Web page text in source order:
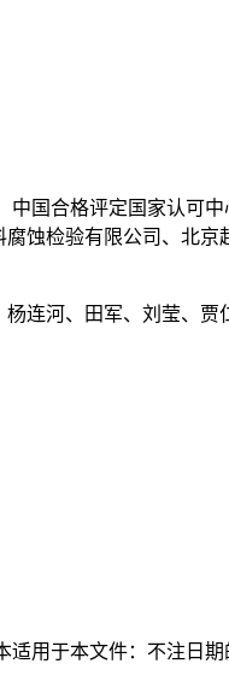
国合格评定国家认可
蚀检验有限公司、北
连河、田军、刘莹、贾
用于本文件：不注日期